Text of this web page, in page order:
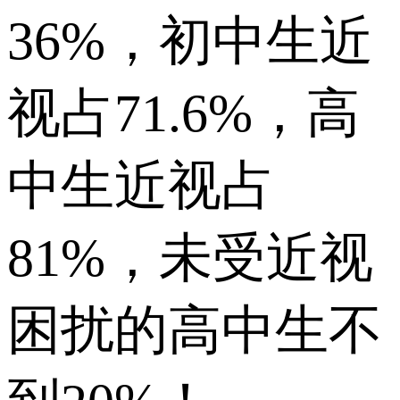
36%，初中生近
视占71.6%，高
中生近视占
81%，未受近视
困扰的高中生不